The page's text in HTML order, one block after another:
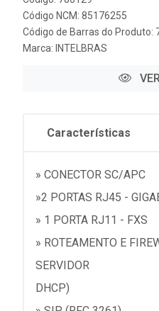
Código NCM: 85176255
Código de Barras do Produto:
Marca: INTELBRAS
Características
» CONECTOR SC/APC
»2 PORTAS RJ45 -
» 1 PORTA RJ11 - FXS
» ROTEAMENTO E
SERVIDOR
DHCP)